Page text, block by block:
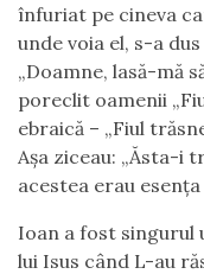
înfuriat pe cineva
unde voia el, s-a
„Doamne, lasă-mă
poreclit oamenii
ebraică – „Fiul
Așa ziceau: „Ăsta-i
acestea erau
Ioan a fost singurul
lui Isus când L-au